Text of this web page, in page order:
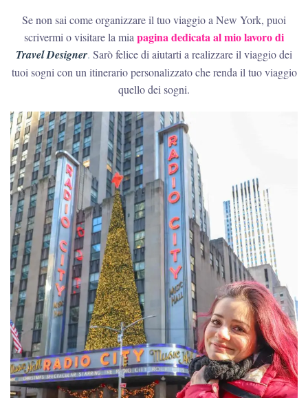
Se non sai come organizzare il tuo viaggio a New York, puoi
scrivermi o visitare la mia pagina dedicata al mio lavoro di
Travel Designer. Sarò felice di aiutarti a realizzare il viaggio dei
tuoi sogni con un itinerario personalizzato che renda il tuo viaggio
quello dei sogni.